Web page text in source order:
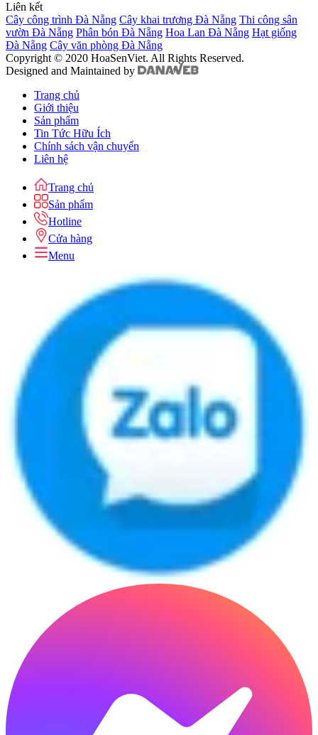
Liên kết
Cây công trình Đà Nẵng Cây khai trương Đà Nẵng Thi công sân
vườn Đà Nẵng Phân bón Đà Nẵng Hoa Lan Đà Nẵng Hạt giống
Đà Nẵng Cây văn phòng Đà Nẵng
Copyright © 2020 HoaSenViet. All Rights Reserved.
Designed and Maintained by
Trang chủ
Giới thiệu
Sản phẩm
Tin Tức Hữu Ích
Chính sách vận chuyển
Liên hệ
Trang chủ
Sản phẩm
Hotline
Cửa hàng
Menu